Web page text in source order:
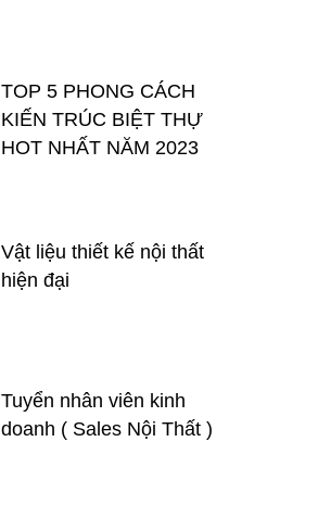
TOP 5 PHONG CÁCH
KIẾN TRÚC BIỆT THỰ
HOT NHẤT NĂM 2023
Vật liệu thiết kế nội thất
hiện đại
Tuyển nhân viên kinh
doanh ( Sales Nội Thất )